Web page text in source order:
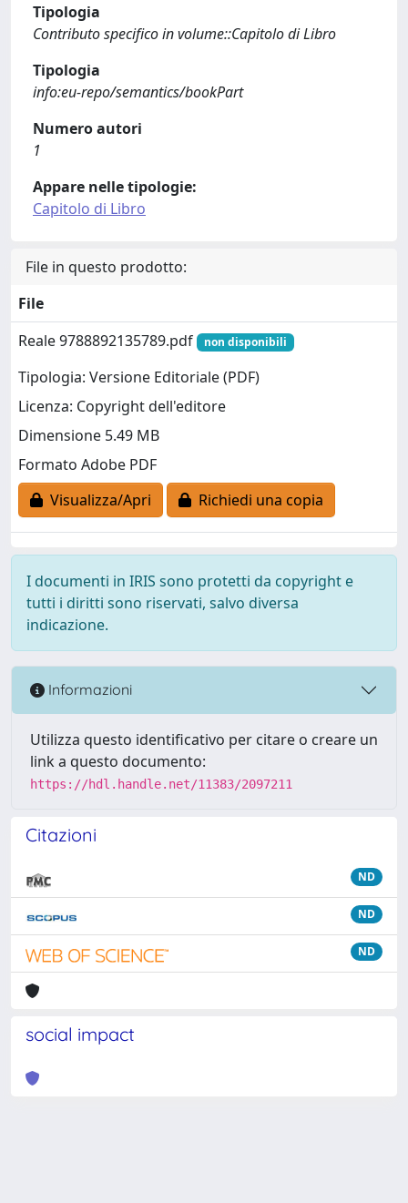
Tipologia
Contributo specifico in volume::Capitolo di Libro
Tipologia
info:eu-repo/semantics/bookPart
Numero autori
1
Appare nelle tipologie:
Capitolo di Libro
File in questo prodotto:
File
Reale 9788892135789.pdf
non disponibili
Tipologia: Versione Editoriale (PDF)
Licenza: Copyright dell'editore
Dimensione 5.49 MB
Formato Adobe PDF
Visualizza/Apri
Richiedi una copia
I documenti in IRIS sono protetti da copyright e
tutti i diritti sono riservati, salvo diversa
indicazione.
Informazioni
Utilizza questo identificativo per citare o creare un
link a questo documento:
https://hdl.handle.net/11383/2097211
Citazioni
ND
ND
ND
social impact